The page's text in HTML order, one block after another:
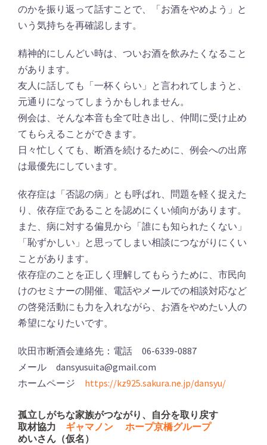
のかを振り返って話すことで、「お酒をやめよう」と
いう気持ちを再確認します。
精神的にしんどい時は、ついお酒を飲みたくなること
があります。
友人に話しても「一杯くらい」と言われてしまうと、
元通りになってしまうかもしれません。
例会は、そんな本音も全て吐き出し、仲間に受け止め
てもらえることができます。
日々忙しくても、断酒を続けるために、例会への出席
は最優先にしています。
依存症は「否認の病」とも呼ばれ、問題を軽く捉えた
り、依存症であることを認めにくい傾向があります。
また、病に対する偏見から「誰にも知られたくない」
「恥ずかしい」と思ってしまい相談につながりにくい
ことがあります。
依存症のことを正しく理解してもらうために、市民向
けのセミナーの開催、電話やメールでの相談対応など
の啓発活動にも力を入れながら、お酒をやめたい人の
希望になりたいです。
吹田市断酒会連絡先：電話 06-6339-0887
メール dansyusuita@gmail.com
ホームページ https://kz925.sakura.ne.jp/dansyu/
孤立しがちな家族がつながり、自分を取り戻す
取材協力 ギャマノン ホープ京橋グループ
めいさん（仮名）